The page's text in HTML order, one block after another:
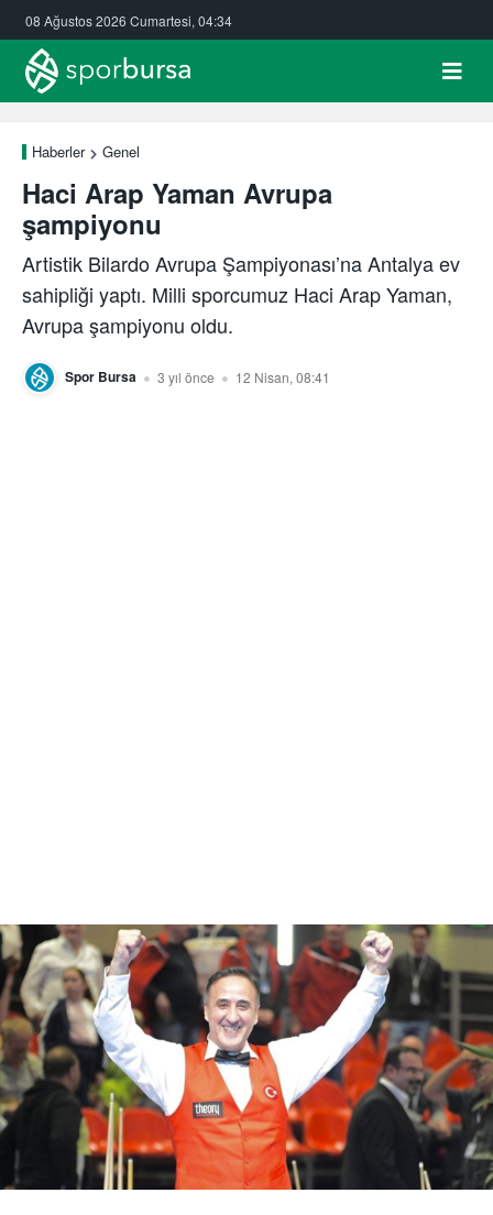
08 Ağustos 2026 Cumartesi, 04:34
Haberler Genel
Haci Arap Yaman Avrupa
şampiyonu
Artistik Bilardo Avrupa Şampiyonası’na Antalya ev
sahipliği yaptı. Milli sporcumuz Haci Arap Yaman,
Avrupa şampiyonu oldu.
Spor Bursa 3 yıl önce 12 Nisan, 08:41